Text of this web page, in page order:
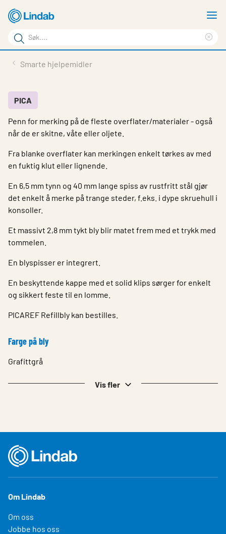
hovedinnhold
Søkeord
Søk
på
Last ned
Om Lindab
Kontakt oss
Logg inn
Choose languge
Norway
Smarte hjelpemidler
PICA
Penn for merking på de fleste overflater/materialer - også
når de er skitne, våte eller oljete.
Fra blanke overflater kan merkingen enkelt tørkes av med
en fuktig klut eller lignende.
En 6,5 mm tynn og 40 mm lange spiss av rustfritt stål gjør
det enkelt å merke på trange steder, f.eks. i dype skruehull i
konsoller.
Et massivt 2,8 mm tykt bly blir matet frem med et trykk med
tommelen.
En blyspisser er integrert.
En beskyttende kappe med et solid klips sørger for enkelt
og sikkert feste til en lomme.
PICAREF Refillbly kan bestilles.
Farge på bly
Grafittgrå
Vis fler
Om Lindab
Om oss
Jobbe hos oss